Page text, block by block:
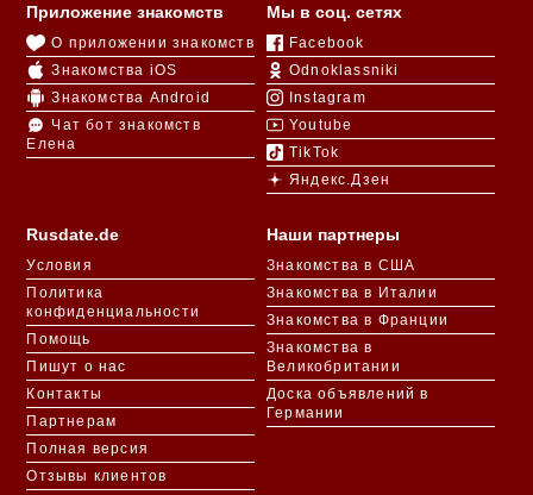
Rusdate.de
Условия
Политика
конфиденциальности
Помощь
Пишут о нас
Контакты
Партнерам
Полная версия
Отзывы клиентов
Приложение знакомств
О приложении знакомств
Знакомства iOS
Знакомства Android
Чат бот знакомств
Елена
Мы в соц. сетях
Facebook
Odnoklassniki
Instagram
Youtube
TikTok
Яндекс.Дзен
Наши партнеры
Знакомства в США
Знакомства в Италии
Знакомства в Франции
Знакомства в
Великобритании
Доска объявлений в
Германии